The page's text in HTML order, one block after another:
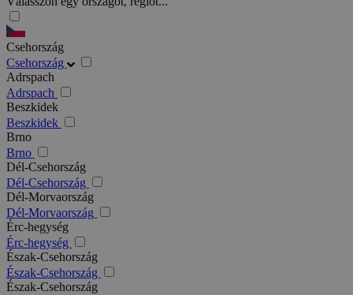
Csehország
Csehország
Adrspach
Adrspach
Beszkidek
Beszkidek
Brno
Brno
Dél-Csehország
Dél-Csehország
Dél-Morvaország
Dél-Morvaország
Érc-hegység
Érc-hegység
Észak-Csehország
Észak-Csehország
Észak-Csehország